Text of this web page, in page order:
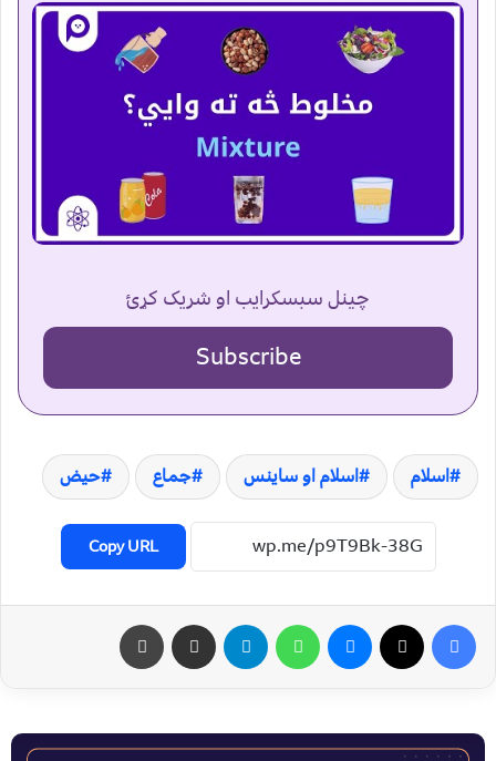
چینل سبسکرایب او شریک کړئ
Subscribe
اسلام اسلام او ساینس جماع حیض
Copy URL